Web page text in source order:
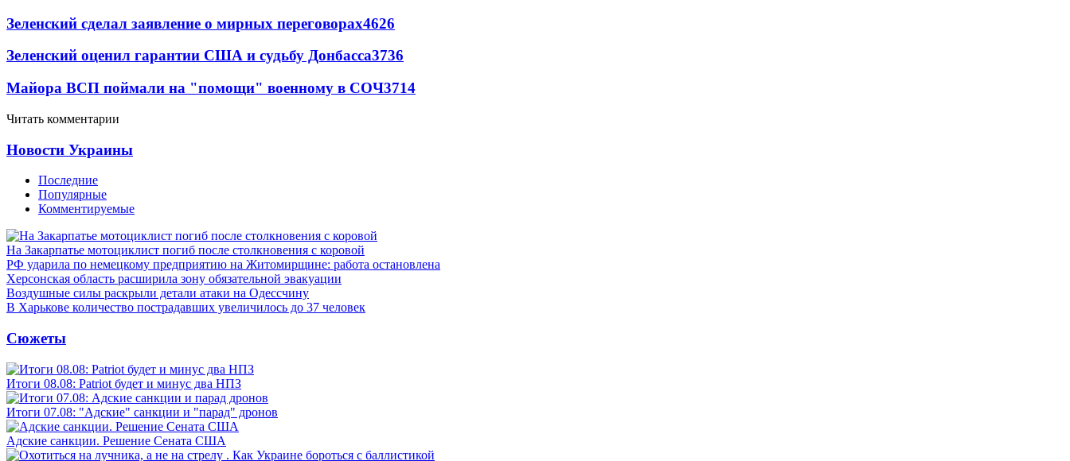
Зеленский сделал заявление о мирных переговорах4626
Зеленский оценил гарантии США и судьбу Донбасса3736
Майора ВСП поймали на "помощи" военному в СОЧ3714
Читать комментарии
Новости Украины
Последние
Популярные
Комментируемые
На Закарпатье мотоциклист погиб после столкновения с коровой
РФ ударила по немецкому предприятию на Житомирщине: работа остановлена
Херсонская область расширила зону обязательной эвакуации
Воздушные силы раскрыли детали атаки на Одессчину
В Харькове количество пострадавших увеличилось до 37 человек
Сюжеты
Итоги 08.08: Patriot будет и минус два НПЗ
Итоги 07.08: "Адские" санкции и "парад" дронов
Адские санкции. Решение Сената США